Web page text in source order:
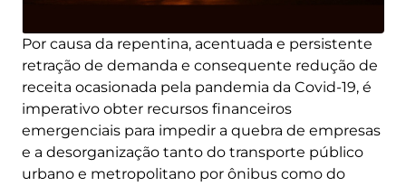
Por causa da repentina, acentuada e persistente
retração de demanda e consequente redução de
receita ocasionada pela pandemia da Covid-19, é
imperativo obter recursos financeiros
emergenciais para impedir a quebra de empresas
e a desorganização tanto do transporte público
urbano e metropolitano por ônibus como do